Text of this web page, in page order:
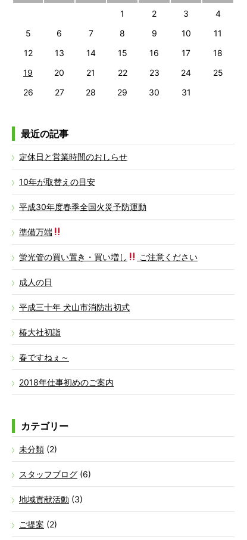
1
2 3
4
5
6 7 8 9 10
11
12
13 14 15 16 17
18
19
20 21 22 23 24
25
26
27 28 29 30 31
最近の記事
定休日と営業時間のおしらせ
10年が取替えの目安
平成30年度春季全国火災予防運動
準備万端
蛍光管の買い置き・買い増し ご注意ください
成人の日
平成三十年 犬山市消防出初式
椿大社初詣
春ですねぇ～
2018年仕事初めのご案内
カテゴリー
未分類 (2)
スタッフブログ (6)
地域貢献活動 (3)
ご提案 (2)